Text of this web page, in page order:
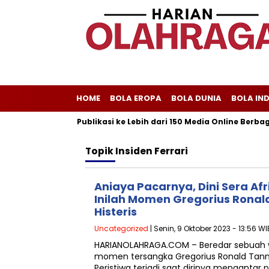
HOME BOLA EROPA BOLA DUNIA BOLA
Melayani Publikasi ke Lebih dari 150 Media Online Berbagai
TopikInsiden Ferrari
Aniaya Pacarnya, Dini Sera
Inilah Momen Gregorius
Histeris
Uncategorized | Senin, 9 Oktober 2023 - 13:56
HARIANOLAHRAGA.COM – Beredar
momen tersangka Gregorius Ronald